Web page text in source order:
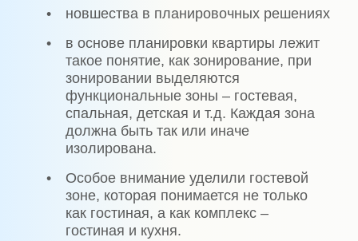
•
новшества в планировочных решениях
•
в основе планировки квартиры лежит
такое понятие, как зонирование, при
зонировании выделяются
функциональные зоны – гостевая,
спальная, детская и т.д. Каждая зона
должна быть так или иначе
изолирована.
•
Особое внимание уделили гостевой
зоне, которая понимается не только
как гостиная, а как комплекс –
гостиная и кухня.